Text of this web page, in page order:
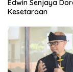
Edwin Senjaya
Kesetaraan